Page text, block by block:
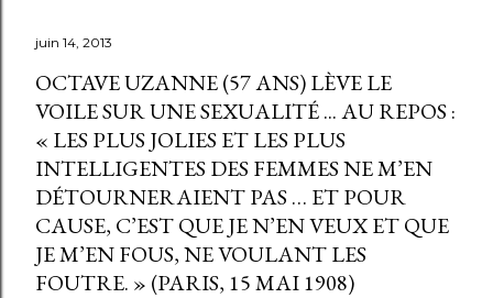
juin 14, 2013
OCTAVE UZANNE (57 ANS) LÈVE LE
VOILE SUR UNE SEXUALITÉ ... AU REPOS :
« LES PLUS JOLIES ET LES PLUS
INTELLIGENTES DES FEMMES NE M’EN
DÉTOURNERAIENT PAS … ET POUR
CAUSE, C’EST QUE JE N’EN VEUX ET QUE
JE M’EN FOUS, NE VOULANT LES
FOUTRE. » (PARIS, 15 MAI 1908)